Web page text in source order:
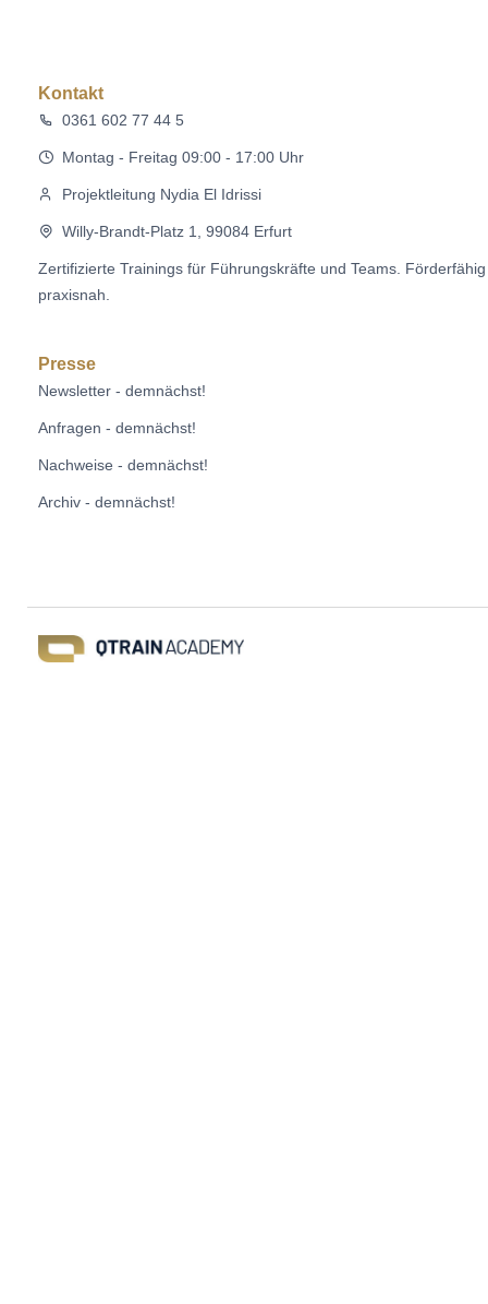
Kontakt
0361 602 77 44 5
Montag - Freitag 09:00 - 17:00 Uhr
Projektleitung Nydia El Idrissi
Willy-Brandt-Platz 1, 99084 Erfurt
Zertifizierte Trainings für Führungskräfte und Teams.
praxisnah.
Presse
Newsletter - demnächst!
Anfragen - demnächst!
Nachweise - demnächst!
Archiv - demnächst!